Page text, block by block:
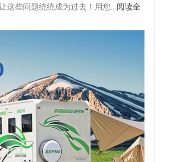
这些问题统统成为过去！用您...阅读全